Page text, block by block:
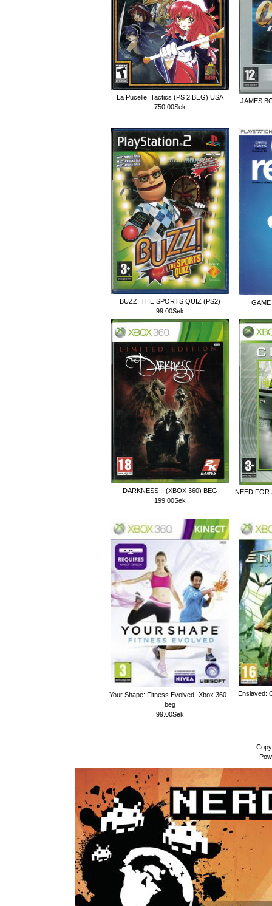
La Pucelle: Tactics (PS 2 BEG) USA
750.00Sek
JAMES
BUZZ: THE SPORTS QUIZ (PS2)
99.00Sek
DARKNESS II (XBOX 360) BEG
199.00Sek
NEED FOR
Your Shape: Fitness Evolved -Xbox 360 -
beg
99.00Sek
Enslaved: